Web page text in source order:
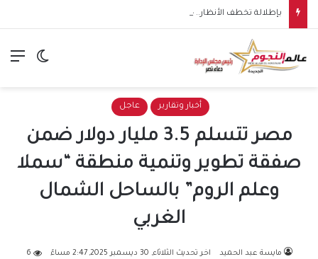
الوضع
أخبار وتقارير عاجل
مصر تتسلم 3.5 مليار دولار ضمن
صفقة تطوير وتنمية منطقة “سملا
وعلم الروم” بالساحل الشمال
الغربي
مايسة عبد الحميد اخر تحديث الثلاثاء, 30 ديسمبر 2025, 2:47 مساءً 6